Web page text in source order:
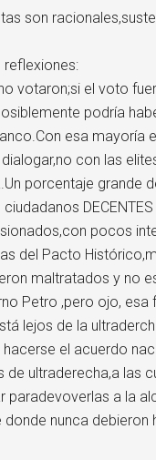
son
reflexiones:
votaron;si el voto
podría
esa mayoría
con las
porcentaje grande
pocos
del Pacto
maltratados y no
Petro ,pero ojo, esa
lejos de la
el acuerdo
de ultraderecha,a las
paradevoverlas a la
donde nunca debieron